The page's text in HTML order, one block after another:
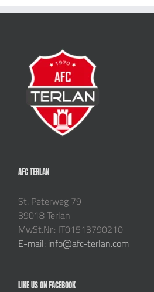
AFC TERLAN
St. Peterweg 79
39018 Terlan
MwSt.Nr.: IT01513790210
E-mail: info@afc-terlan.com
LIKE US ON FACEBOOK